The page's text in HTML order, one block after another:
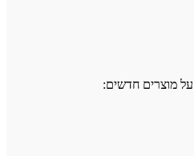
חדשים: